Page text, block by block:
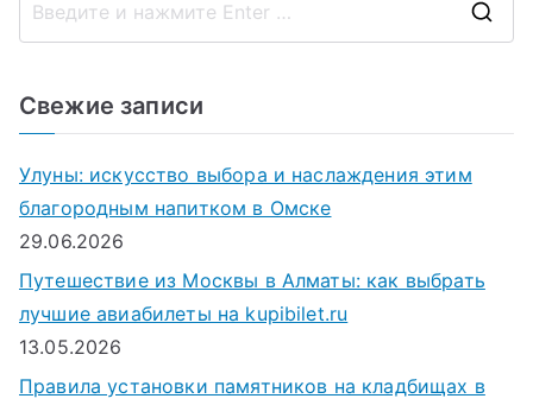
Свежие записи
Улуны: искусство выбора и наслаждения этим
благородным напитком в Омске
29.06.2026
Путешествие из Москвы в Алматы: как выбрать
лучшие авиабилеты на kupibilet.ru
13.05.2026
Правила установки памятников на кладбищах в